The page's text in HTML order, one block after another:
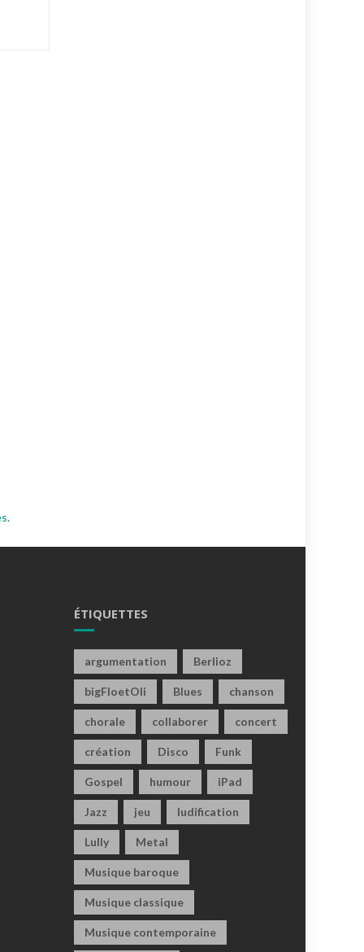
.
ÉTIQUETTES
argumentation Berlioz
bigFloetOli Blues chanson
chorale collaborer concert
création Disco Funk
Gospel humour iPad
Jazz jeu ludification
Lully Metal
Musique baroque
Musique classique
Musique contemporaine